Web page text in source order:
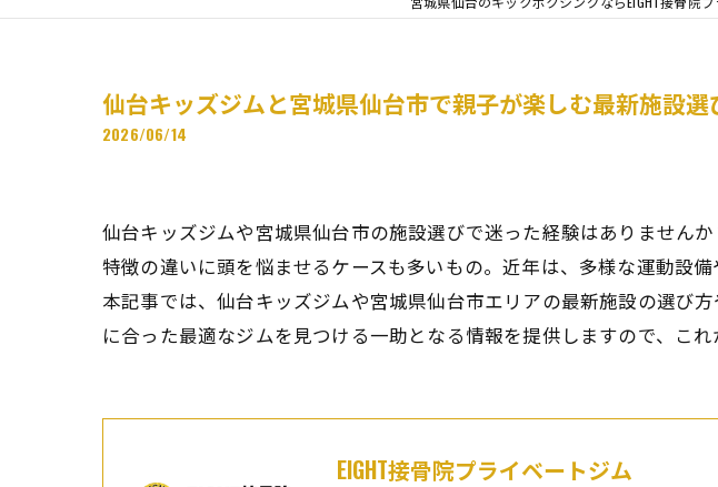
仙台キッズジムと宮城県仙台市で親子が楽しむ最新施設
2026/06/14
仙台キッズジムや宮城県仙台市の施設選びで迷った経験はありません
特徴の違いに頭を悩ませるケースも多いもの。近年は、多様な運動設
本記事では、仙台キッズジムや宮城県仙台市エリアの最新施設の選び
に合った最適なジムを見つける一助となる情報を提供しますので、こ
EIGHT接骨院プライベートジム